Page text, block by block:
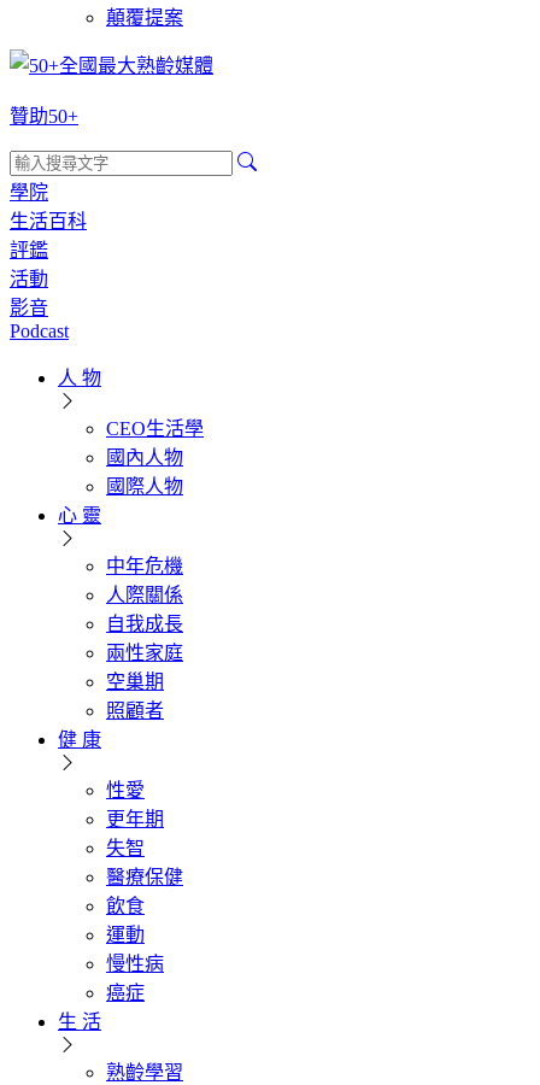
顛覆提案
贊助50+
學院
生活百科
評鑑
活動
影音
Podcast
人 物
CEO生活學
國內人物
國際人物
心 靈
中年危機
人際關係
自我成長
兩性家庭
空巢期
照顧者
健 康
性愛
更年期
失智
醫療保健
飲食
運動
慢性病
癌症
生 活
熟齡學習